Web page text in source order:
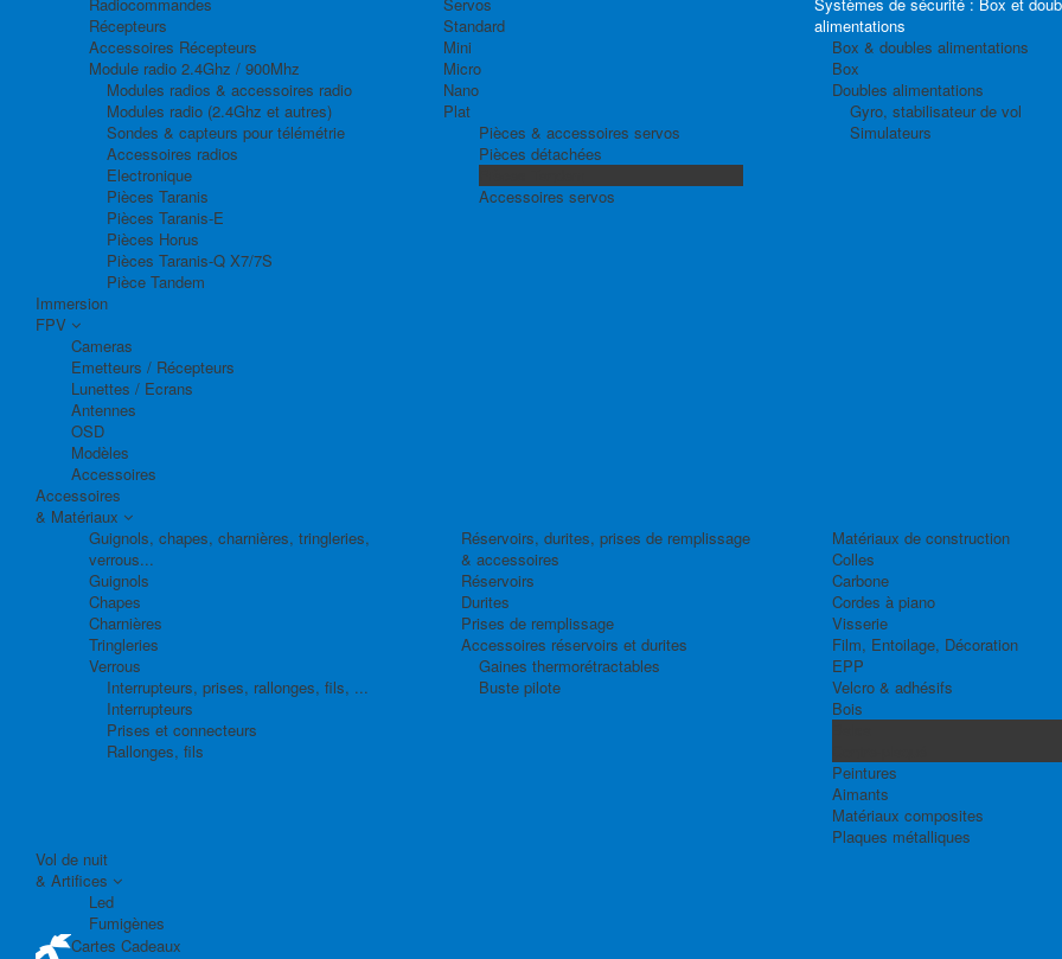
Récepteurs
Accessoires Récepteurs
Module radio 2.4Ghz / 900Mhz
Modules radios & accessoires radio
Modules radio (2.4Ghz et autres)
Sondes & capteurs pour télémétrie
Accessoires radios
Electronique
Pièces Taranis
Pièces Taranis-E
Pièces Horus
Pièces Taranis-Q X7/7S
Pièce Tandem
Standard
Mini
Micro
Nano
Plat
Pièces & accessoires servos
Pièces détachées
Accessoires servos
alimentations
Box & doubles alimentations
Box
Doubles alimentations
Gyro, stabilisateur de vol
Simulateurs
Immersion
FPV
Cameras
Emetteurs / Récepteurs
Lunettes / Ecrans
Antennes
OSD
Modèles
Accessoires
Accessoires
& Matériaux
Guignols, chapes, charnières, tringleries,
verrous...
Guignols
Chapes
Charnières
Tringleries
Verrous
Interrupteurs, prises, rallonges, fils, ...
Interrupteurs
Prises et connecteurs
Rallonges, fils
Réservoirs, durites, prises de remplissage
& accessoires
Réservoirs
Durites
Prises de remplissage
Accessoires réservoirs et durites
Gaines thermorétractables
Buste pilote
Matériaux de construction
Colles
Carbone
Cordes à piano
Visserie
Film, Entoilage, Décoration
EPP
Velcro & adhésifs
Bois
Peintures
Aimants
Matériaux composites
Plaques métalliques
Vol de nuit
& Artifices
Led
Fumigènes
Cartes Cadeaux